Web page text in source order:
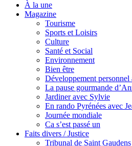
À la une
Magazine
Tourisme
Sports et Loisirs
Culture
Santé et Social
Environnement
Bien être
Développement
La pause gourmande
Jardiner avec Sylvie
En rando Pyrénées avec
Journée mondiale
Ca s’est passé un
Faits divers / Justice
Tribunal de Saint Gaudens